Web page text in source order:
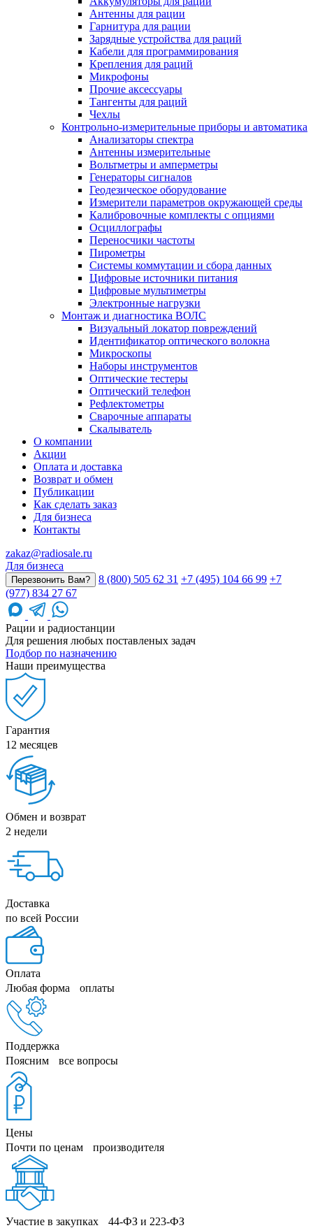
Антенны для рации
Гарнитура для рации
Зарядные устройства для раций
Кабели для программирования
Крепления для раций
Микрофоны
Прочие аксессуары
Тангенты для раций
Чехлы
Контрольно-измерительные приборы и автоматика
Анализаторы спектра
Антенны измерительные
Вольтметры и амперметры
Генераторы сигналов
Геодезическое оборудование
Измерители параметров окружающей среды
Калибровочные комплекты с опциями
Осциллографы
Переносчики частоты
Пирометры
Системы коммутации и сбора данных
Цифровые источники питания
Цифровые мультиметры
Электронные нагрузки
Монтаж и диагностика ВОЛС
Визуальный локатор повреждений
Идентификатор оптического волокна
Микроскопы
Наборы инструментов
Оптические тестеры
Оптический телефон
Рефлектометры
Сварочные аппараты
Скалыватель
О компании
Акции
Оплата и доставка
Возврат и обмен
Публикации
Как сделать заказ
Для бизнеса
Контакты
zakaz@radiosale.ru
Для бизнеса
Перезвонить Вам? 8 (800) 505 62 31 +7 (495) 104 66 99 +7
(977) 834 27 67
Рации и радиостанции
Для решения любых поставленых задач
Подбор по назначению
Наши преимущества
Гарантия
12 месяцев
Обмен и возврат
2 недели
Доставка
по всей России
Оплата
Любая форма оплаты
Поддержка
Поясним все вопросы
Цены
Почти по ценам производителя
Участие в закупках 44‑ФЗ и 223‑ФЗ